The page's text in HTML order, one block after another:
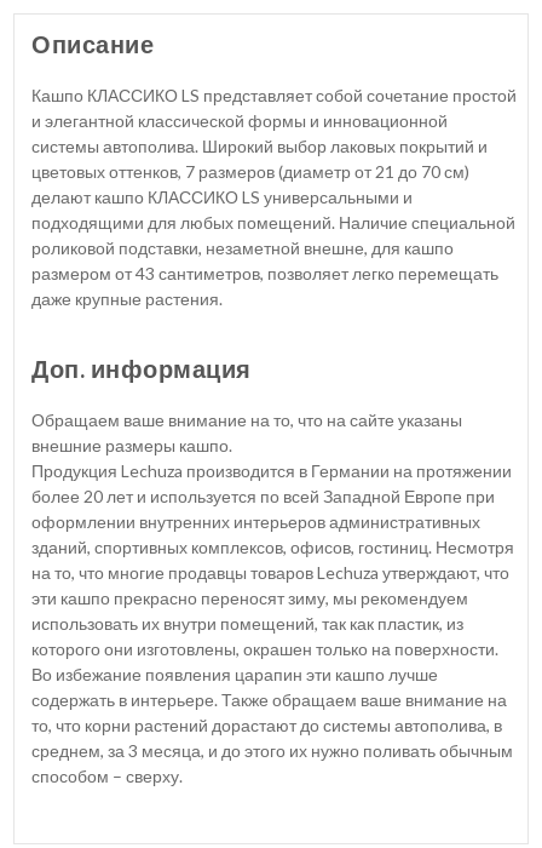
Описание
Кашпо КЛАССИКО LS представляет собой сочетание простой
и элегантной классической формы и инновационной
системы автополива. Широкий выбор лаковых покрытий и
цветовых оттенков, 7 размеров (диаметр от 21 до 70 см)
делают кашпо КЛАССИКО LS универсальными и
подходящими для любых помещений. Наличие специальной
роликовой подставки, незаметной внешне, для кашпо
размером от 43 сантиметров, позволяет легко перемещать
даже крупные растения.
Доп. информация
Обращаем ваше внимание на то, что на сайте указаны
внешние размеры кашпо.
Продукция Lechuza производится в Германии на протяжении
более 20 лет и используется по всей Западной Европе при
оформлении внутренних интерьеров административных
зданий, спортивных комплексов, офисов, гостиниц. Несмотря
на то, что многие продавцы товаров Lechuza утверждают, что
эти кашпо прекрасно переносят зиму, мы рекомендуем
использовать их внутри помещений, так как пластик, из
которого они изготовлены, окрашен только на поверхности.
Во избежание появления царапин эти кашпо лучше
содержать в интерьере. Также обращаем ваше внимание на
то, что корни растений дорастают до системы автополива, в
среднем, за 3 месяца, и до этого их нужно поливать обычным
способом – сверху.